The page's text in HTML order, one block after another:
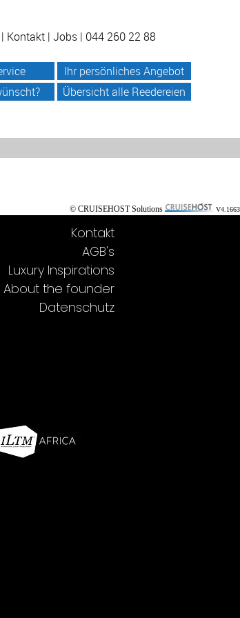
Kontakt| Jobs| 044 260 22 88
Ihr persönliches Angebot
Übersicht alle Reedereien
© CRUISEHOST Solutions V4.1663
Kontakt
AGB's
Luxury Inspirations
About the founder
Datenschutz